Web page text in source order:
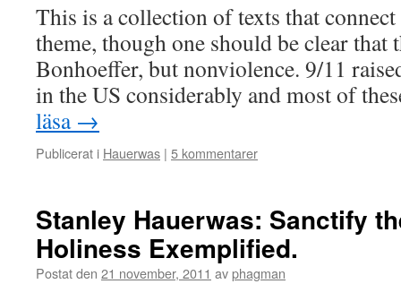
This is a collection of texts that
theme, though one should be clear that
Bonhoeffer, but nonviolence. 9/11
in the US considerably and most of
läsa →
Publicerat i Hauerwas | 5 kommentarer
Stanley Hauerwas: Sanctify
Holiness Exemplified.
Postat den 21 november, 2011 avphagman